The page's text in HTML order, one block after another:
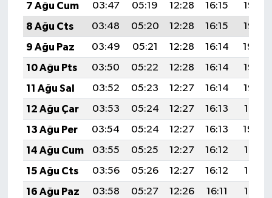
7 Ağu Cum
03:47 05:19 12:28 16:15
19:27
8 Ağu Cts
03:48 05:20 12:28 16:15
19:25
9 Ağu Paz
03:49 05:21 12:28 16:14
19:24
10 Ağu Pts
03:50 05:22 12:28 16:14
19:23
11 Ağu Sal
03:52 05:23 12:27 16:14
19:22
12 Ağu Çar
03:53 05:24 12:27 16:13
19:21
13 Ağu Per
03:54 05:24 12:27 16:13
19:20
14 Ağu Cum
03:55 05:25 12:27 16:12
19:18
15 Ağu Cts
03:56 05:26 12:27 16:12
19:17
16 Ağu Paz
03:58 05:27 12:26 16:11
19:16